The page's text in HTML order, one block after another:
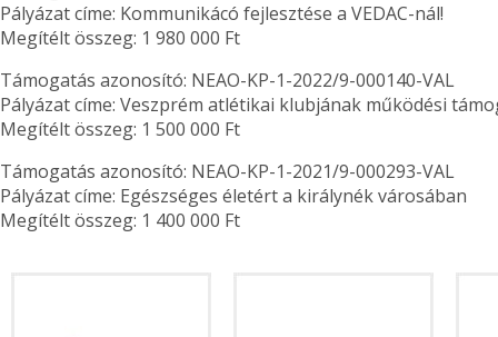
Pályázat címe: Kommunikácó fejlesztése a VEDAC-nál!
Megítélt összeg: 1 980 000 Ft
Támogatás azonosító: NEAO-KP-1-2022/9-000140-VAL
Pályázat címe: Veszprém atlétikai klubjának működési
Megítélt összeg: 1 500 000 Ft
Támogatás azonosító: NEAO-KP-1-2021/9-000293-VAL
Pályázat címe: Egészséges életért a királynék városában
Megítélt összeg: 1 400 000 Ft